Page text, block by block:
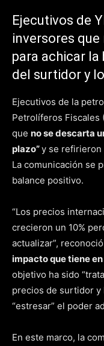
Ejecutivos de
inversores
para achicar
del surtidor y
Ejecutivos de la
Petrolíferos Fiscales
que no se descarta
plazo”y se refirieron
La comunicación se
balance positivo.
“Los precios
crecieron un 10%
actualizar”,
impacto que tiene
objetivo ha sido
precios de surtidor y
“estresar” el poder
En este marco, la